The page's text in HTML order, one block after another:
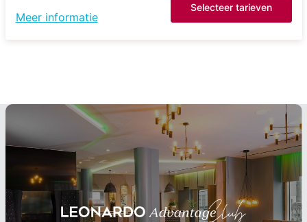
Meer informatie
Selecteer tarieven